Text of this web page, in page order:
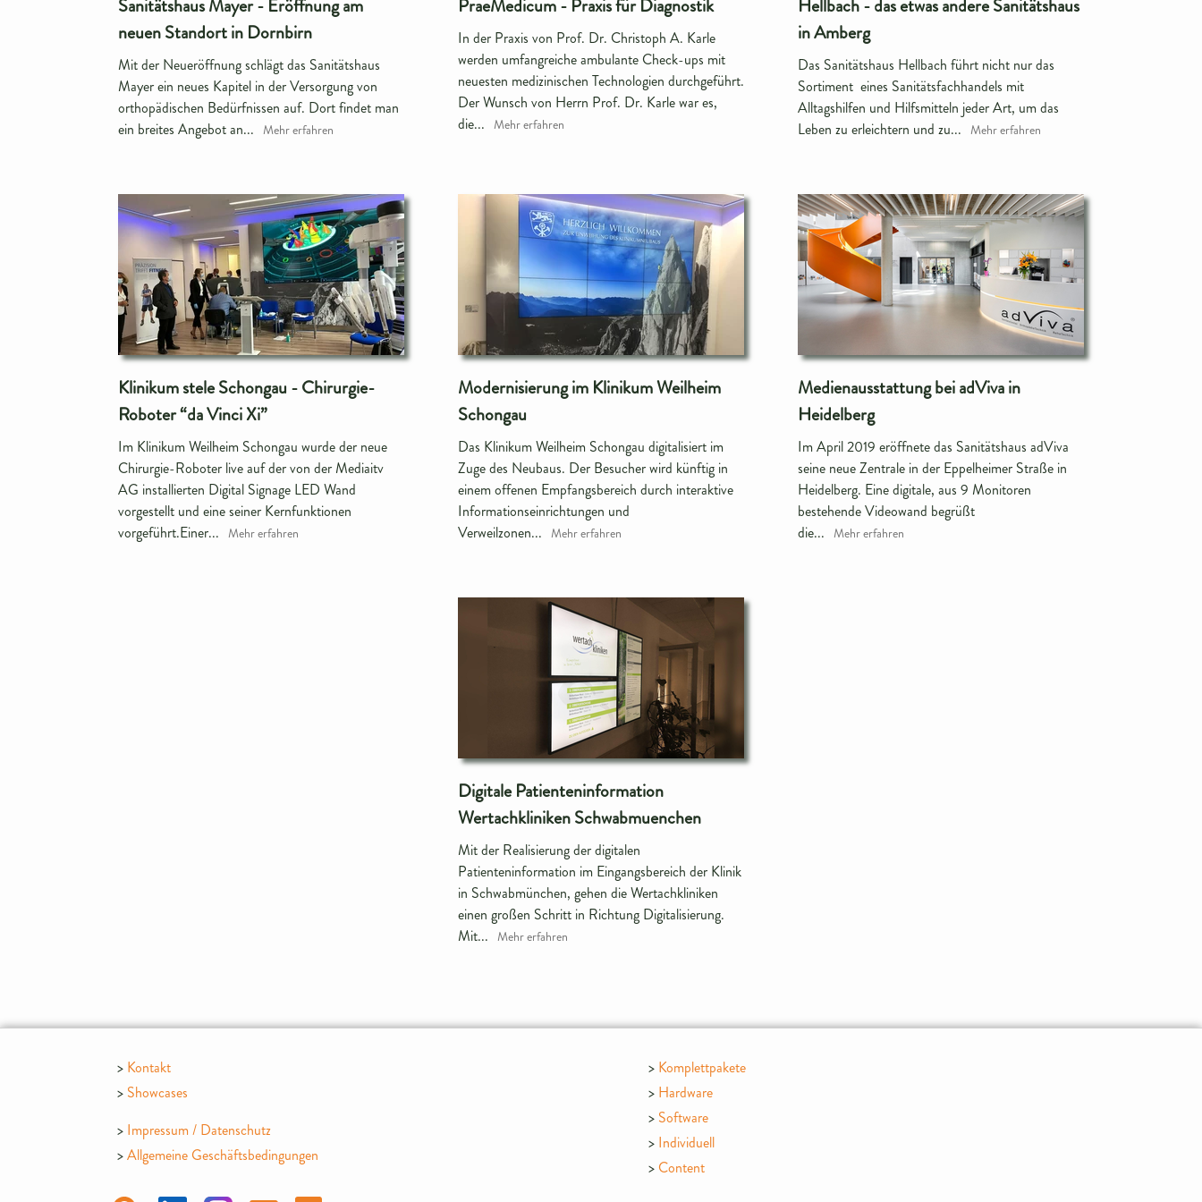
Sanitätshaus Mayer - Eröffnung am
neuen Standort in Dornbirn
Mit der Neueröffnung schlägt das Sanitätshaus
Mayer ein neues Kapitel in der Versorgung von
orthopädischen Bedürfnissen auf. Dort findet man
ein breites Angebot an... Mehr erfahren
PraeMedicum - Praxis für Diagnostik
In der Praxis von Prof. Dr. Christoph A. Karle
werden umfangreiche ambulante Check-ups mit
neuesten medizinischen Technologien durchgeführt.
Der Wunsch von Herrn Prof. Dr. Karle war es,
die... Mehr erfahren
Hellbach - das etwas andere Sanitätshaus
in Amberg
Das Sanitätshaus Hellbach führt nicht nur das
Sortiment eines Sanitätsfachhandels mit
Alltagshilfen und Hilfsmitteln jeder Art, um das
Leben zu erleichtern und zu... Mehr erfahren
Klinikum stele Schongau - Chirurgie-
Roboter “da Vinci Xi”
Im Klinikum Weilheim Schongau wurde der neue
Chirurgie-Roboter live auf der von der Mediaitv
AG installierten Digital Signage LED Wand
vorgestellt und eine seiner Kernfunktionen
vorgeführt.Einer... Mehr erfahren
Modernisierung im Klinikum Weilheim
Schongau
Das Klinikum Weilheim Schongau digitalisiert im
Zuge des Neubaus. Der Besucher wird künftig in
einem offenen Empfangsbereich durch interaktive
Informationseinrichtungen und
Verweilzonen... Mehr erfahren
Medienausstattung bei adViva in
Heidelberg
Im April 2019 eröffnete das Sanitätshaus adViva
seine neue Zentrale in der Eppelheimer Straße in
Heidelberg. Eine digitale, aus 9 Monitoren
bestehende Videowand begrüßt
die... Mehr erfahren
Digitale Patienteninformation
Wertachkliniken Schwabmuenchen
Mit der Realisierung der digitalen
Patienteninformation im Eingangsbereich der Klinik
in Schwabmünchen, gehen die Wertachkliniken
einen großen Schritt in Richtung Digitalisierung.
Mit... Mehr erfahren
Kontakt
Showcases
Impressum / Datenschutz
Allgemeine Geschäftsbedingungen
Komplettpakete
Hardware
Software
Individuell
Content